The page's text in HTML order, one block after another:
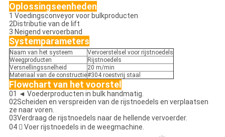
Oplossingseenheden
1 Voedingsconveyor voor bulkproducten
2Distributie van de lift
3 Neigend vervoerband
Systemparameters
Naam van het systeem
Vervoerstelsel voor rijstnoedels
Weegproducten
Rijstnoedels
Versnellingssnelheid
20 m/min
Materiaal van de constructie#304 roestvrij staal
Flowchart van het voorstel
01 ◄ Voederproducten in bulk handmatig.
02Scheiden en verspreiden van de rijstnoedels en verplaatsen
ze naar voren.
03Verdraag de rijstnoedels naar de hellende vervoerder.
04  Voer rijstnoedels in de weegmachine.